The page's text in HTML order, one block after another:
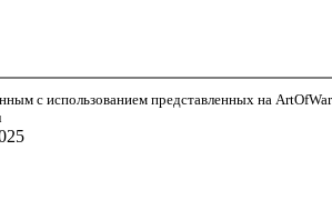
с использованием представленных на